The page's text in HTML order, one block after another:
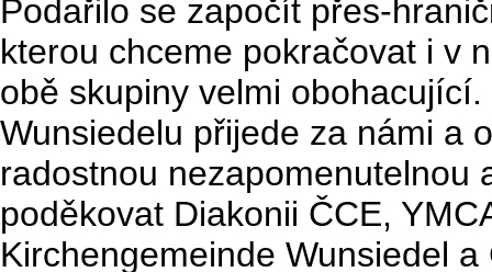
Podařilo se započít přes-
kterou chceme pokračovat i v
obě skupiny velmi
Wunsiedelu přijede za námi a
radostnou nezapomenutelnou
poděkovat Diakonii ČCE,
Kirchengemeinde Wunsiedel